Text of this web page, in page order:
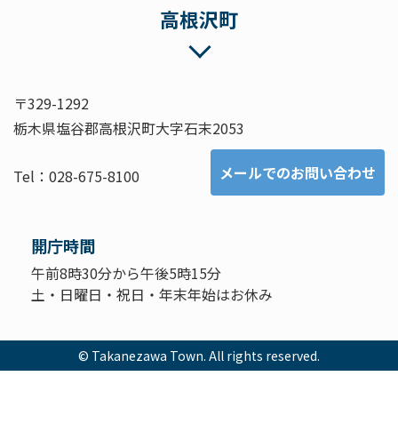
高根沢町
〒329-1292
栃木県塩谷郡高根沢町大字石末2053
Tel：028-675-8100 メールでのお問い合わせ
開庁時間
午前8時30分から午後5時15分
土・日曜日・祝日・年末年始はお休み
© Takanezawa Town. All rights reserved.